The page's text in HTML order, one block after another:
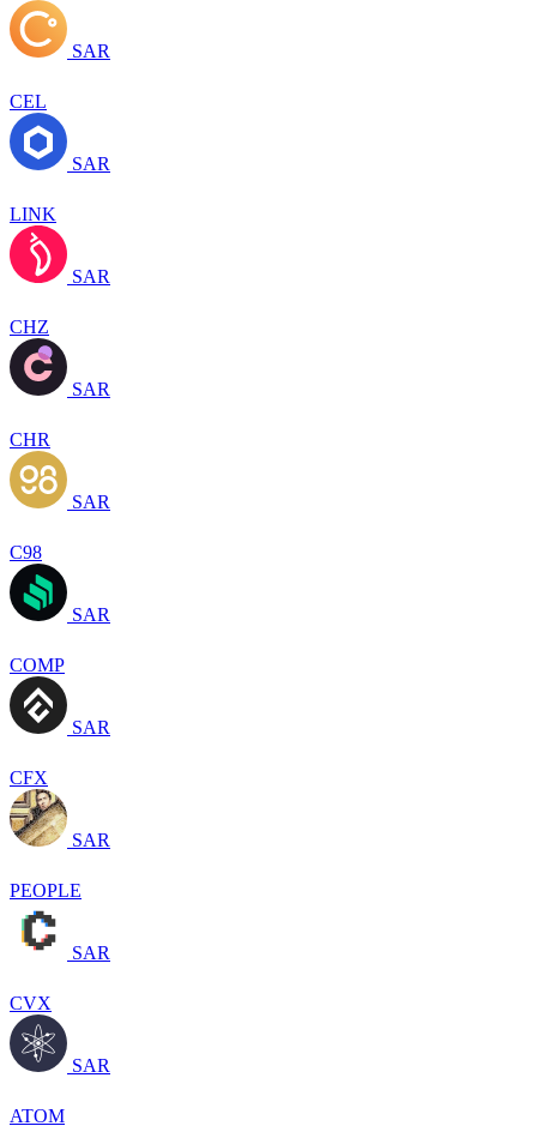
SAR
CEL
SAR
LINK
SAR
CHZ
SAR
CHR
SAR
C98
SAR
COMP
SAR
CFX
SAR
PEOPLE
SAR
CVX
SAR
ATOM